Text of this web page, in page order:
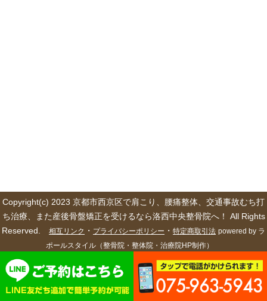
Copyright(c) 2023 京都市西京区で肩こり、腰痛整体、交通事故むち打
ち治療、また産後骨盤矯正を受けるなら洛西中央整骨院へ！ All Rights
Reserved.
相互リンク ・ プライバシーポリシー ・ 特定商取引法 powered by ラ
ポールスタイル（整骨院・整体院・治療院HP制作）